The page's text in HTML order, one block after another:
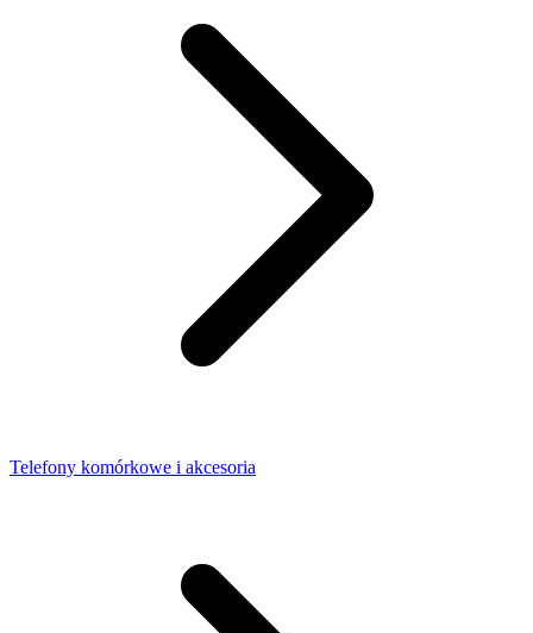
Telefony komórkowe i akcesoria